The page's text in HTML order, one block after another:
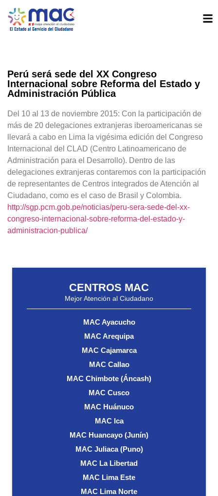
Perú será sede del XX Congreso
Internacional sobre Reforma del Estado y
Administración Pública
Del 10 al 13 de noviembre 2015: Con la participación de
más de 20 delegaciones extranjeras iberoamericanas se
llevará a cabo en Lima la vigésima edición del Congreso
Internacional del CLAD (Centro Latinoamericano de
Administración para el Desarrollo). Dentro de las
delegaciones extranjeras contaremos con la participación
de representantes de Centros integrados de Atención al
Ciudadano, como es el caso de Brasil y Colombia.
http://sgp.pcm.gob.pe/noticias/peru-sera-sede-del-xx-
congreso-internacional-sobre-reforma-del-estado-y-
administracion-publica/
CENTROS MAC
Mejor Atención al Ciudadano
MAC Ayacucho
MAC Arequipa
MAC Cajamarca
MAC Callao
MAC Chimbote (Áncash)
MAC Cusco
MAC Huánuco
MAC Ica
MAC Huancayo (Junín)
MAC Juliaca (Puno)
MAC La Libertad
MAC Lima Este
MAC Lima Norte